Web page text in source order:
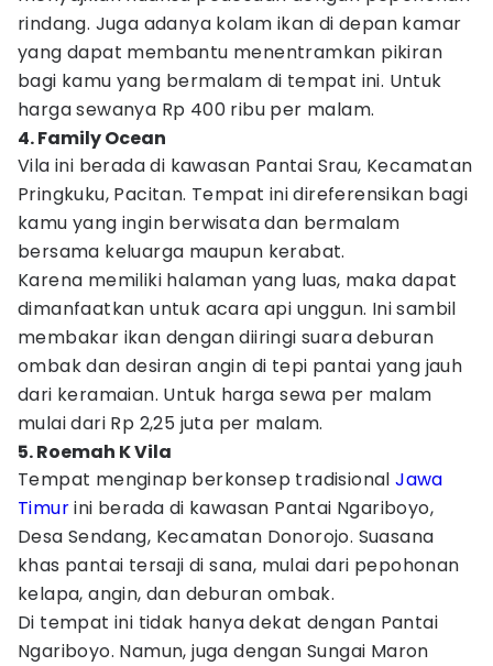
rindang. Juga adanya kolam ikan di depan kamar
yang dapat membantu menentramkan pikiran
bagi kamu yang bermalam di tempat ini. Untuk
harga sewanya Rp 400 ribu per malam.
4. Family Ocean
Vila ini berada di kawasan Pantai Srau, Kecamatan
Pringkuku, Pacitan. Tempat ini direferensikan bagi
kamu yang ingin berwisata dan bermalam
bersama keluarga maupun kerabat.
Karena memiliki halaman yang luas, maka dapat
dimanfaatkan untuk acara api unggun. Ini sambil
membakar ikan dengan diiringi suara deburan
ombak dan desiran angin di tepi pantai yang jauh
dari keramaian. Untuk harga sewa per malam
mulai dari Rp 2,25 juta per malam.
5. Roemah K Vila
Tempat menginap berkonsep tradisionalJawa
Timurini berada di kawasan Pantai Ngariboyo,
Desa Sendang, Kecamatan Donorojo. Suasana
khas pantai tersaji di sana, mulai dari pepohonan
kelapa, angin, dan deburan ombak.
Di tempat ini tidak hanya dekat dengan Pantai
Ngariboyo. Namun, juga dengan Sungai Maron